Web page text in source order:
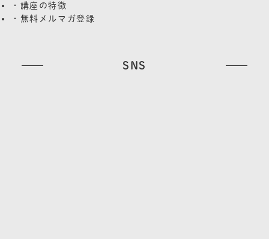
・講座の特徴
・無料メルマガ登録
SNS